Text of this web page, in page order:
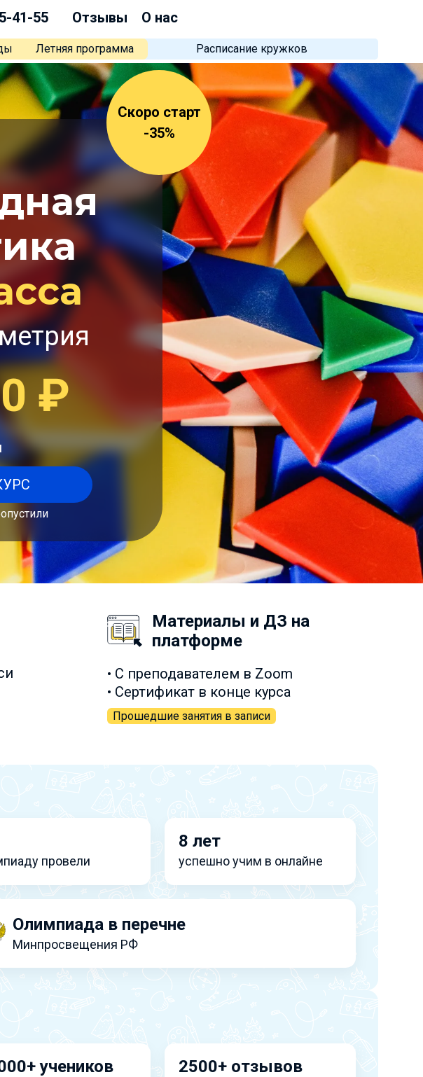
41-55 Отзывы
О нас
Летняя программа Расписание кружков
Скоро старт
-35%
₽
Материалы и ДЗ на
платформе
• С преподавателем в Zoom
• Сертификат в конце курса
Прошедшие занятия в записи
провели
8 лет
успешно учим в онлайне
Олимпиада в перечне
Минпросвещения РФ
учеников 2500+ отзывов